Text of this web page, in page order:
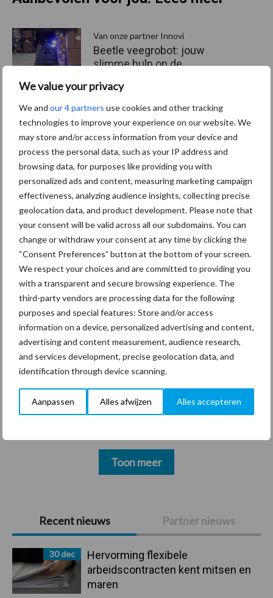
We value your privacy
We and our 4 partners use cookies and other tracking
technologies to improve your experience on our website. We
may store and/or access information from your device and
process the personal data, such as your IP address and
browsing data, for purposes like providing you with
personalized ads and content, measuring marketing campaign
effectiveness, analyzing audience insights, collecting precise
geolocation data, and product development. Please note that
your consent will be valid across all our subdomains. You can
change or withdraw your consent at any time by clicking the
“Consent Preferences” button at the bottom of your screen.
We respect your choices and are committed to providing you
with a transparent and secure browsing experience. The
third-party vendors are processing data for the following
purposes and special features: Store and/or access
information on a device, personalized advertising and content,
advertising and content measurement, audience research,
and services development, precise geolocation data, and
identification through device scanning.
Aanpassen Alles afwijzen Alles accepteren
Primaire
Sidebar
Recent nieuws Partner nieuws
30 dec
Hervorming flexibele
arbeidscontracten kent mitsen en
maren
Van onze partner Innovi
Beetle veegrobot: jouw
slimme hulp op de
Van onze partner The Legal
Company
Bescherming van
persoonsgegevens: grip op
de risico’s
Hervorming flexibele
arbeidscontracten kent
mitsen en maren
Thema's Vakpartners
Coronavirus UVC
Toon meer